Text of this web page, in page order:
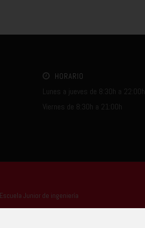
HORARIO
Lunes a jueves de 8:30h a 22:00h
Viernes de 8:30h a 21:00h